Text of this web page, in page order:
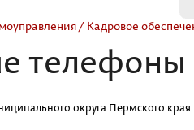
/ Кадровое
округа Пермского края